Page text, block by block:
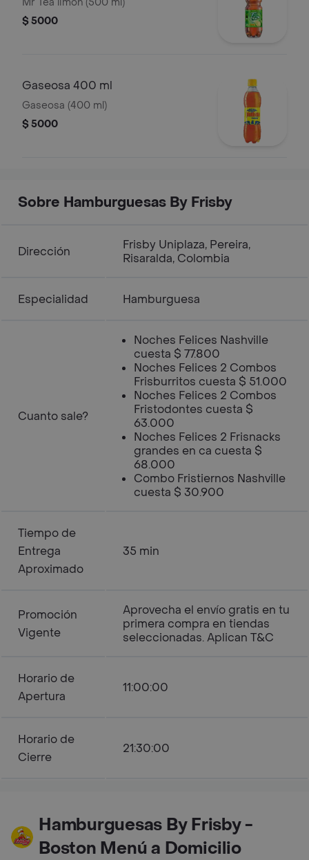
$ 5000
Gaseosa 400 ml
Gaseosa (400 ml)
$ 5000
Sobre Hamburguesas By Frisby
Dirección
Frisby Uniplaza, Pereira,
Risaralda, Colombia
Especialidad Hamburguesa
Cuanto sale?
Noches Felices Nashville
cuesta $ 77.800
Noches Felices 2 Combos
Frisburritos cuesta $ 51.000
Noches Felices 2 Combos
Fristodontes cuesta $
63.000
Noches Felices 2 Frisnacks
grandes en ca cuesta $
68.000
Combo Fristiernos Nashville
cuesta $ 30.900
Tiempo de
Entrega
Aproximado
35 min
Promoción
Vigente
Aprovecha el envío gratis en tu
primera compra en tiendas
seleccionadas. Aplican T&C
Horario de
Apertura
11:00:00
Horario de
Cierre
21:30:00
Hamburguesas By Frisby -
Boston Menú a Domicilio